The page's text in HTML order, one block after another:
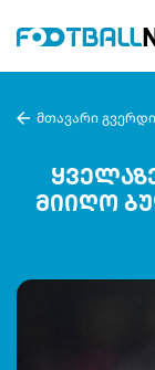
მთავარი გვერდი
მიიღო